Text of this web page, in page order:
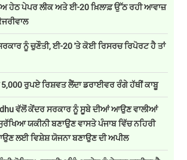
ਹੇਠ ਪੇਪਰ ਲੀਕ ਅਤੇ ਈ-20 ਖ਼ਿਲਾਫ਼ ਉੱਠ ਰਹੀ ਆਵਾਜ਼
ਨੂੰ ਚੁਣੌਤੀ, ਈ-20 'ਤੇ ਕੋਈ ਰਿਸਰਚ ਰਿਪੋਰਟ ਹੈ ਤਾਂ
ਰੁਪਏ ਰਿਸ਼ਵਤ ਲੈਂਦਾ ਡਰਾਈਵਰ ਰੰਗੇ ਹੱਥੀਂ ਕਾਬੂ
ਵੱਲੋਂ ਕੇਂਦਰ ਸਰਕਾਰ ਨੂੰ ਸੂਬੇ ਦੀਆਂ ਆਉਣ ਵਾਲੀਆਂ
ਯਕੀਨੀ ਬਣਾਉਣ ਵਾਸਤੇ ਪੰਜਾਬ ਵਿੱਚ ਨਹਿਰੀ
ਲਈ ਵਿਸ਼ੇਸ਼ ਯੋਜਨਾ ਬਣਾਉਣ ਦੀ ਅਪੀਲ